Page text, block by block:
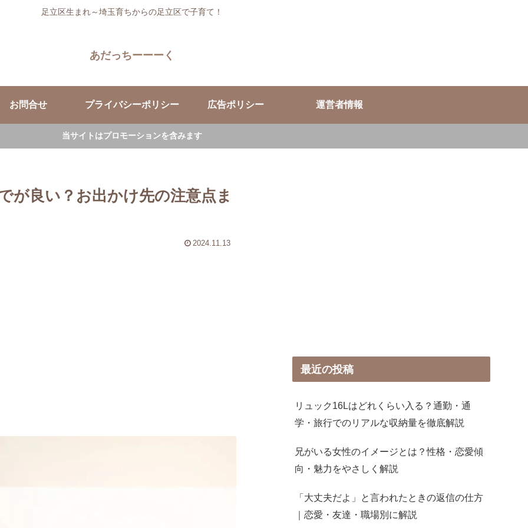
足立区生まれ～埼玉育ちからの足立区で子育て！
あだっちーーーく
お問合せ プライバシーポリシー 広告ポリシー 運営者情報
当サイトはプロモーションを含みます
が良い？お出かけ先の注意点ま
2024.11.13
最近の投稿
リュック16Lはどれくらい入る？通勤・通
学・旅行でのリアルな収納量を徹底解説
兄がいる女性のイメージとは？性格・恋愛傾
向・魅力をやさしく解説
「大丈夫だよ」と言われたときの返信の仕方
｜恋愛・友達・職場別に解説